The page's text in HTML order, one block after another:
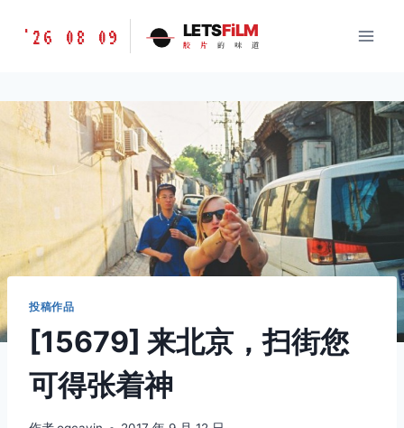
胶
味
道
LETSFILM
'26 08 09 LETSFiLM
胶 片 的 味 道
投稿作品
[15679] 来北京，扫街您
可得张着神